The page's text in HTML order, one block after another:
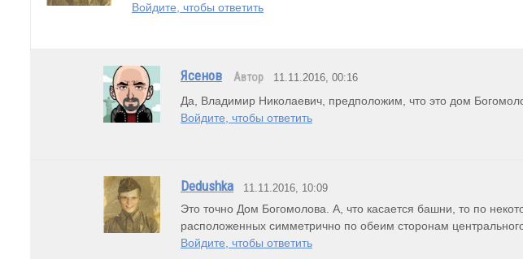
Войдите, чтобы ответить
Ясенов Автор 11.11.2016, 00:16
Да, Владимир Николаевич, предположим, что это дом
Войдите, чтобы ответить
Dedushka 11.11.2016, 10:09
Это точно Дом Богомолова. А, что касается башни, то по
расположенных симметрично по обеим сторонам
Войдите, чтобы ответить